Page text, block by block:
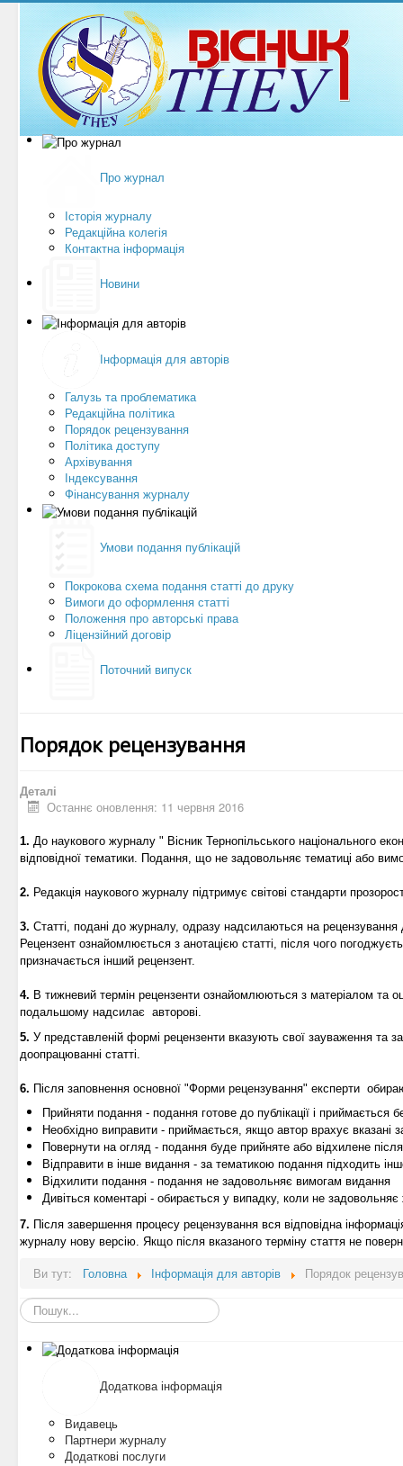
Про журнал
Історія журналу
Редакційна колегія
Контактна інформація
Новини
Інформація для авторів
Галузь та проблематика
Редакційна політика
Порядок рецензування
Політика доступу
Архівування
Індексування
Фінансування журналу
Умови подання публікацій
Покрокова схема подання статті до друку
Вимоги до оформлення статті
Положення про авторські права
Ліцензійний договір
Поточний випуск
Порядок рецензування
Деталі
Останнє оновлення: 11 червня 2016
1. До наукового журналу " Вісник Тернопільського національного
відповідної тематики. Подання, що не задовольняє тематиці або
2. Редакція наукового журналу підтримує світові стандарти
3. Статті, подані до журналу, одразу надсилаються на
Рецензент ознайомлюється з анотацією статті, після чого
призначається інший рецензент.
4. В тижневий термін рецензенти ознайомлюються з матеріалом та
подальшому надсилає авторові.
5. У представленій формі рецензенти вказують свої зауваження
доопрацюванні статті.
6. Після заповнення основної "Форми рецензування" експерти
Прийняти подання - подання готове до публікації і приймається
Необхідно виправити - приймається, якщо автор врахує вказані
Повернути на огляд - подання буде прийняте або відхилене
Відправити в інше видання - за тематикою подання підходить
Відхилити подання - подання не задовольняє вимогам видання
Дивіться коментарі - обирається у випадку, коли не
7. Після завершення процесу рецензування вся відповідна
журналу нову версію. Якщо після вказаного терміну стаття не
Ви тут: Головна Інформація для авторів
Порядок
Пошук...
Додаткова інформація
Видавець
Партнери журналу
Додаткові послуги